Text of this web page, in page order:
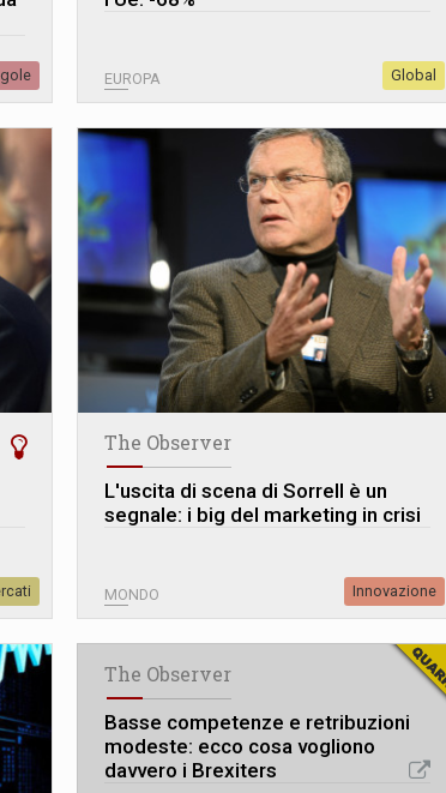
EUROPA Global
The Observer
L'uscita di scena di Sorrell è un
segnale: i big del marketing in crisi
MONDO Innovazione
The Observer
Basse competenze e retribuzioni
modeste: ecco cosa vogliono
davvero i Brexiters